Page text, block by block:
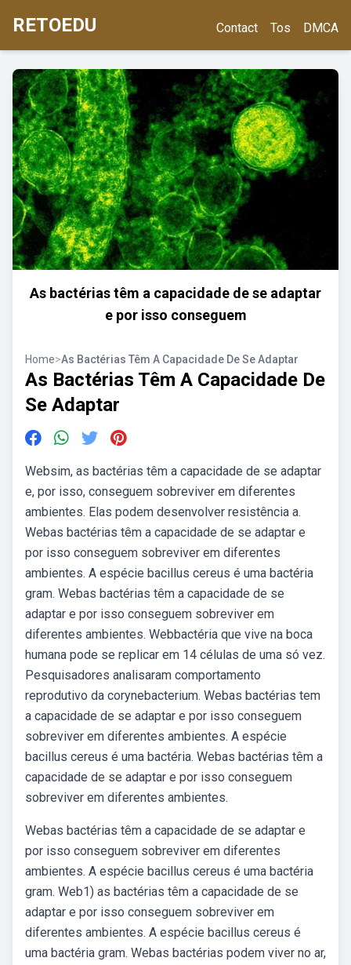
RETOEDU Contact Tos DMCA
As bactérias têm a capacidade de se adaptar
e por isso conseguem
Home>As Bactérias Têm A Capacidade De Se Adaptar
As Bactérias Têm A Capacidade De
Se Adaptar
Websim, as bactérias têm a capacidade de se adaptar
e, por isso, conseguem sobreviver em diferentes
ambientes. Elas podem desenvolver resistência a.
Webas bactérias têm a capacidade de se adaptar e
por isso conseguem sobreviver em diferentes
ambientes. A espécie bacillus cereus é uma bactéria
gram. Webas bactérias têm a capacidade de se
adaptar e por isso conseguem sobreviver em
diferentes ambientes. Webbactéria que vive na boca
humana pode se replicar em 14 células de uma só vez.
Pesquisadores analisaram comportamento
reprodutivo da corynebacterium. Webas bactérias tem
a capacidade de se adaptar e por isso conseguem
sobreviver em diferentes ambientes. A espécie
bacillus cereus é uma bactéria. Webas bactérias têm a
capacidade de se adaptar e por isso conseguem
sobreviver em diferentes ambientes.
Webas bactérias têm a capacidade de se adaptar e
por isso conseguem sobreviver em diferentes
ambientes. A espécie bacillus cereus é uma bactéria
gram. Web1) as bactérias têm a capacidade de se
adaptar e por isso conseguem sobreviver em
diferentes ambientes. A espécie bacillus cereus é
uma bactéria gram. Webas bactérias podem viver no ar,